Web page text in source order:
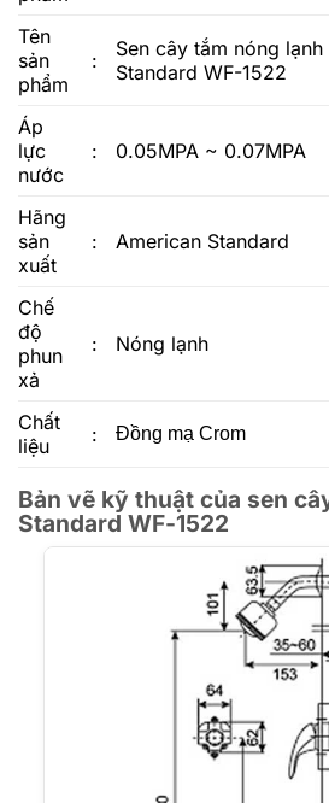
Tên
sản
phẩm
:
Sen cây tắm nóng
StandardWF-1522
Áp
lực
nước
: 0.05MPA ~ 0.07MPA
Hãng
sản
xuất
: American Standard
Chế
độ
phun
xả
: Nóng lạnh
Chất
liệu
: Đồng mạ Crom
Bản vẽ kỹ thuật của sen
Standard WF-1522